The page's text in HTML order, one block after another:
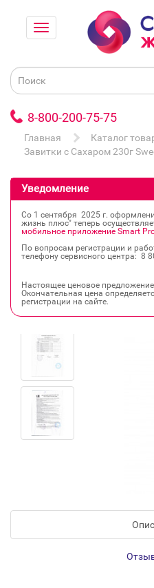
8-800-200-75-75
Главная
Каталог
Завитки с Сахаром 230г
Уведомление
Со 1 сентября 2025 г.
жизнь плюс" теперь
мобильное приложение Smart
По вопросам регистрации и
телефону сервисного центра: 8
Настоящее ценовое
Окончательная цена
регистрации на сайте.